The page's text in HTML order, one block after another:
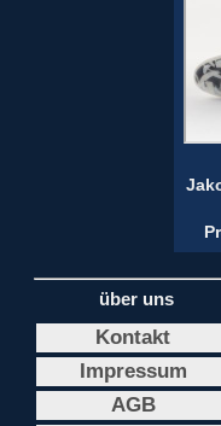
über uns
Kontakt
Impressum
AGB